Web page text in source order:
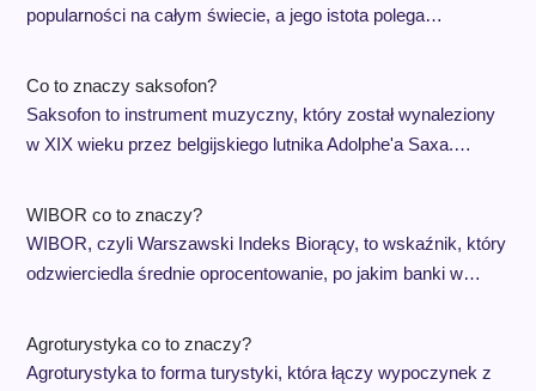
popularności na całym świecie, a jego istota polega…
Co to znaczy saksofon?
Saksofon to instrument muzyczny, który został wynaleziony
w XIX wieku przez belgijskiego lutnika Adolphe'a Saxa.…
WIBOR co to znaczy?
WIBOR, czyli Warszawski Indeks Biorący, to wskaźnik, który
odzwierciedla średnie oprocentowanie, po jakim banki w…
Agroturystyka co to znaczy?
Agroturystyka to forma turystyki, która łączy wypoczynek z